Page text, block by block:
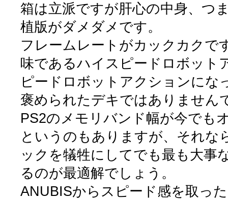
箱は立派ですが肝心の中身、つ
植版がダメダメです。
フレームレートがカックカクで
味であるハイスピードロボット
ピードロボットアクションにな
褒められたデキではありません
PS2のメモリバンド幅が今でも
というのもありますが、それな
ックを犠牲にしてでも最も大事
るのが最適解でしょう。
ANUBISからスピード感を取っ